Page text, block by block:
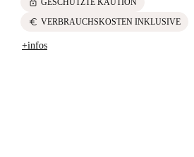
lock GESCHÜTZTE KAUTION
euro VERBRAUCHSKOSTEN INKLUSIVE
+infos